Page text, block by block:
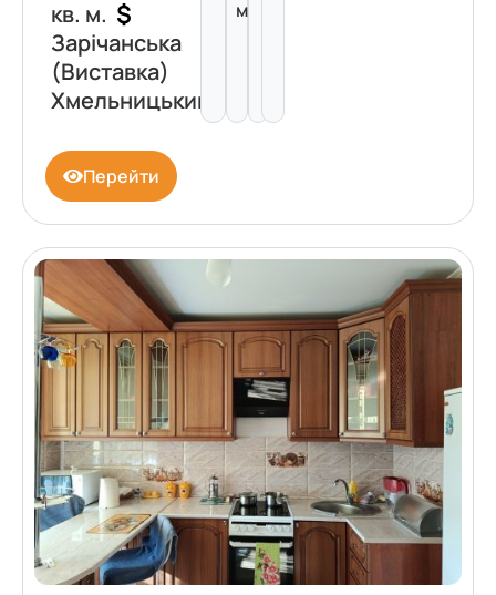
кв. м.
Зарічанська
(Виставка)
Хмельницький
$
м²
Перейти